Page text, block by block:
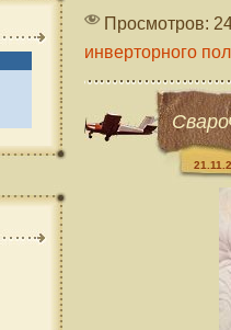
Просмотров:
инверторного